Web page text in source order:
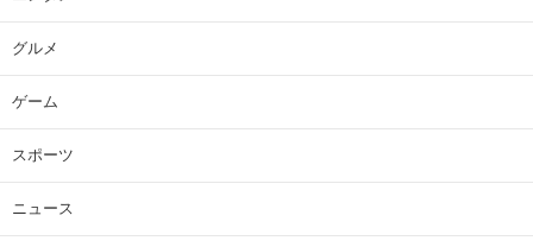
グルメ
ゲーム
スポーツ
ニュース